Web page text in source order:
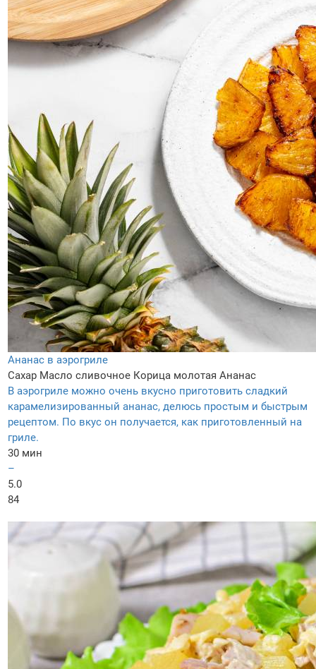
Ананас в аэрогриле
Сахар Масло сливочнoe Корица молотая Ананас
В аэрогриле можно очень вкусно приготовить сладкий
карамелизированный ананас, делюсь простым и быстрым
рецептом. По вкус он получается, как приготовленный на
гриле.
30 мин
–
5.0
84